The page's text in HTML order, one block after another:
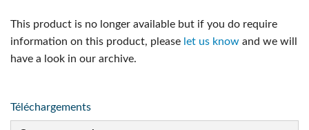
This product is no longer available but if you do require
information on this product, please let us know and we will
have a look in our archive.
Téléchargements